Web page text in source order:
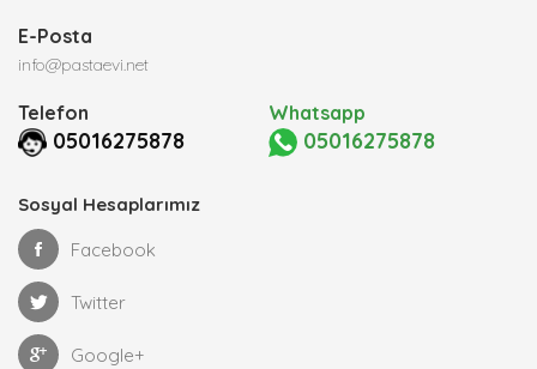
E-Posta
info@pastaevi.net
Telefon
05016275878
Whatsapp
05016275878
Sosyal Hesaplarımız
Facebook
Twitter
Google+